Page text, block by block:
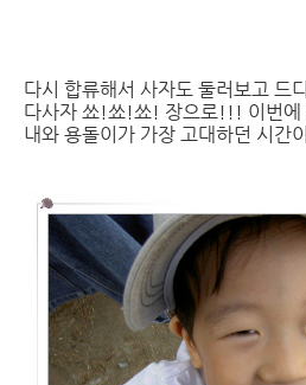
다시 합류해서 사자도 둘러보고 드
다사자 쑈!쑈!쑈! 장으로!!! 이번에
내와 용돌이가 가장 고대하던 시간